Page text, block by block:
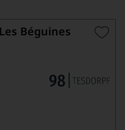
Béguines